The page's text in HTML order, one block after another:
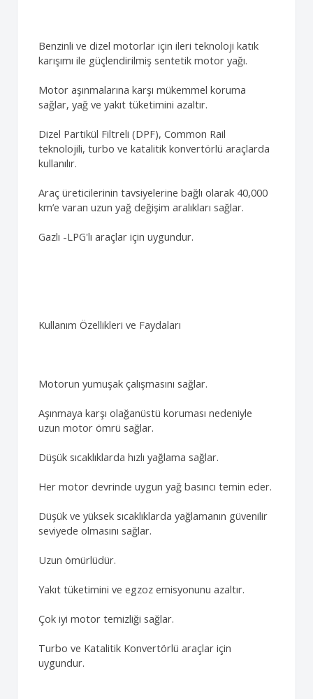
Benzinli ve dizel motorlar için ileri teknoloji katık
karışımı ile güçlendirilmiş sentetik motor yağı.
Motor aşınmalarına karşı mükemmel koruma
sağlar, yağ ve yakıt tüketimini azaltır.
Dizel Partikül Filtreli (DPF), Common Rail
teknolojili, turbo ve katalitik konvertörlü araçlarda
kullanılır.
Araç üreticilerinin tavsiyelerine bağlı olarak 40,000
km’e varan uzun yağ değişim aralıkları sağlar.
Gazlı -LPG'lı araçlar için uygundur.
Kullanım Özellikleri ve Faydaları
Motorun yumuşak çalışmasını sağlar.
Aşınmaya karşı olağanüstü koruması nedeniyle
uzun motor ömrü sağlar.
Düşük sıcaklıklarda hızlı yağlama sağlar.
Her motor devrinde uygun yağ basıncı temin eder.
Düşük ve yüksek sıcaklıklarda yağlamanın güvenilir
seviyede olmasını sağlar.
Uzun ömürlüdür.
Yakıt tüketimini ve egzoz emisyonunu azaltır.
Çok iyi motor temizliği sağlar.
Turbo ve Katalitik Konvertörlü araçlar için
uygundur.